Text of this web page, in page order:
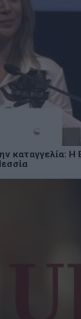
καταγγελία: Η